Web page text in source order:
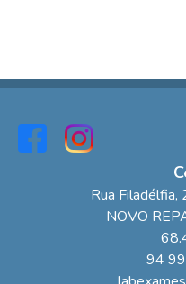
Rua Filadélfia,
NOVO
94